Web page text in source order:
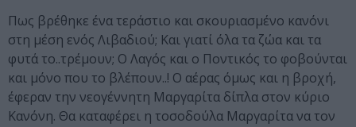
Πως βρέθηκε ένα τεράστιο και σκουριασμένο κανόνι
στη μέση ενός Λιβαδιού; Και γιατί όλα τα ζώα και τα
φυτά το..τρέμουν; Ο Λαγός και ο Ποντικός το φοβούνται
και μόνο που το βλέπουν..! Ο αέρας όμως και η βροχή,
έφεραν την νεογέννητη Μαργαρίτα δίπλα στον κύριο
Κανόνη. Θα καταφέρει η τοσοδούλα Μαργαρίτα να τον